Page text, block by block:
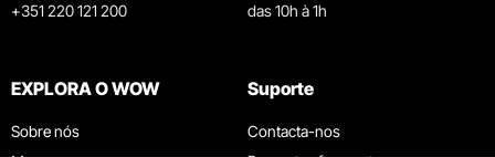
+351 220 121 200
das 10h à 1h
EXPLORA O WOW
Sobre nós
Suporte
Contacta-nos